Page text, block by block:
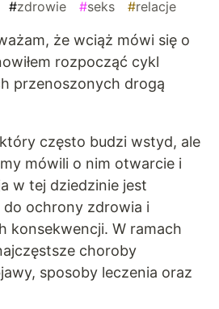
#zdrowie #seks #relacje
że wciąż mówi się o
rozpocząć cykl
przenoszonych drogą
często budzi wstyd, ale
mówili o nim otwarcie i
w tej dziedzinie jest
ochrony zdrowia i
konsekwencji. W ramach
choroby
sposoby leczenia oraz